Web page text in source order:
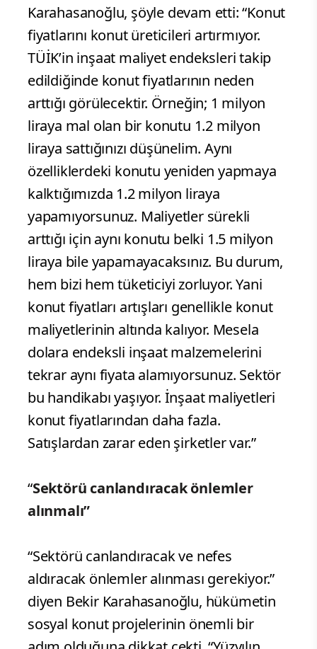
Karahasanoğlu, şöyle devam etti: “Konut
fiyatlarını konut üreticileri artırmıyor.
TÜİK’in inşaat maliyet endeksleri takip
edildiğinde konut fiyatlarının neden
arttığı görülecektir. Örneğin; 1 milyon
liraya mal olan bir konutu 1.2 milyon
liraya sattığınızı düşünelim. Aynı
özelliklerdeki konutu yeniden yapmaya
kalktığımızda 1.2 milyon liraya
yapamıyorsunuz. Maliyetler sürekli
arttığı için aynı konutu belki 1.5 milyon
liraya bile yapamayacaksınız. Bu durum,
hem bizi hem tüketiciyi zorluyor. Yani
konut fiyatları artışları genellikle konut
maliyetlerinin altında kalıyor. Mesela
dolara endeksli inşaat malzemelerini
tekrar aynı fiyata alamıyorsunuz. Sektör
bu handikabı yaşıyor. İnşaat maliyetleri
konut fiyatlarından daha fazla.
Satışlardan zarar eden şirketler var.”
“Sektörü canlandıracak önlemler
alınmalı”
“Sektörü canlandıracak ve nefes
aldıracak önlemler alınması gerekiyor.”
diyen Bekir Karahasanoğlu, hükümetin
sosyal konut projelerinin önemli bir